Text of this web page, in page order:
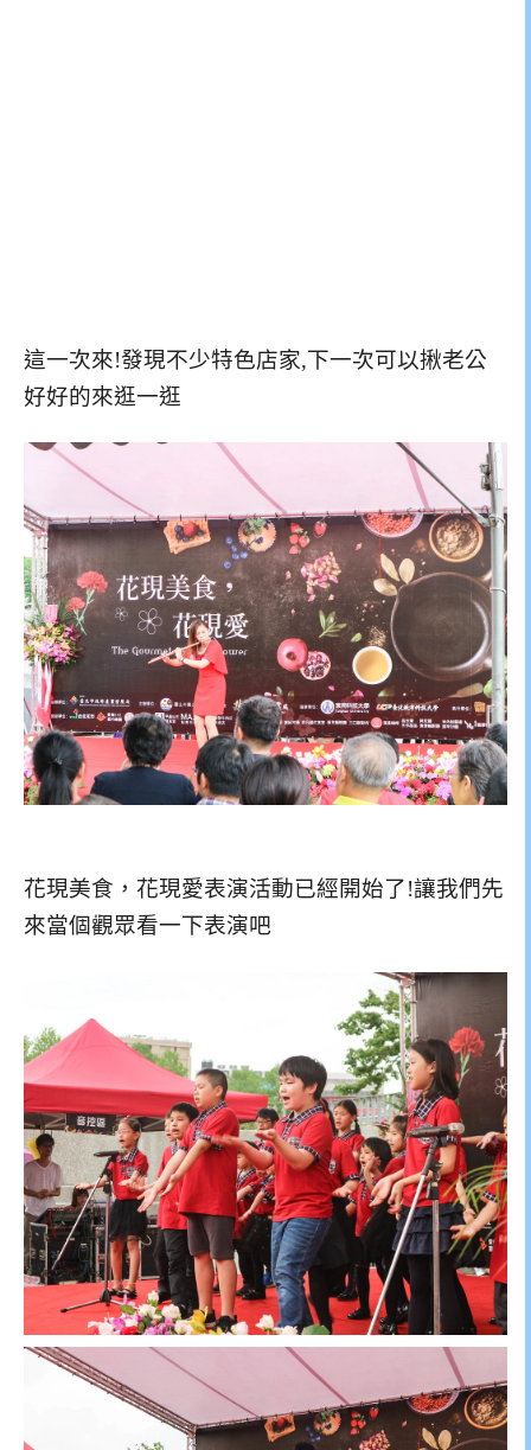
這一次來!發現不少特色店家,下一次可以揪老公
好好的來逛一逛
花現美食，花現愛表演活動已經開始了!讓我們先
來當個觀眾看一下表演吧